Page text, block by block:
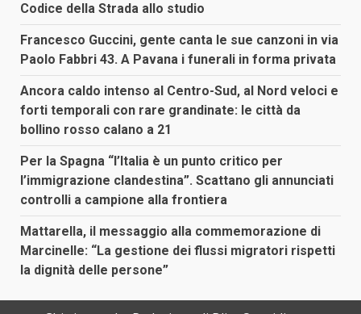
Codice della Strada allo studio
Francesco Guccini, gente canta le sue canzoni in via
Paolo Fabbri 43. A Pavana i funerali in forma privata
Ancora caldo intenso al Centro-Sud, al Nord veloci e
forti temporali con rare grandinate: le città da
bollino rosso calano a 21
Per la Spagna “l’Italia è un punto critico per
l’immigrazione clandestina”. Scattano gli annunciati
controlli a campione alla frontiera
Mattarella, il messaggio alla commemorazione di
Marcinelle: “La gestione dei flussi migratori rispetti
la dignità delle persone”